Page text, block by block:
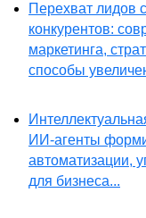
Перехват лидов
конкурентов:
маркетинга,
способы
ИИ-агенты
автоматизации,
для бизнеса...